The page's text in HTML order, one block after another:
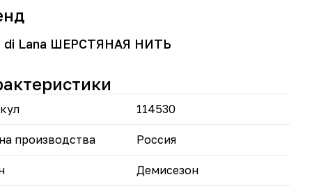
размерный ряд для точной посадки.
гардероб платьем Filo di Lana — сдержанная
di Lana ШЕРСТЯНАЯ НИТЬ
114530
производства Россия
Демисезон